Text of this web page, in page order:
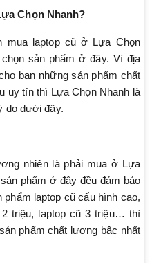
Chọn Nhanh?
mua laptop cũ ở Lựa Chọn
sản phẩm ở đây. Vì địa
bạn những sản phẩm chất
uy tín thì Lựa Chọn Nhanh là
do dưới đây.
nhiên là phải mua ở Lựa
phẩm ở đây đều đảm bảo
laptop cũ cấu hình cao,
triệu, laptop cũ 3 triệu… thì
phẩm chất lượng bậc nhất